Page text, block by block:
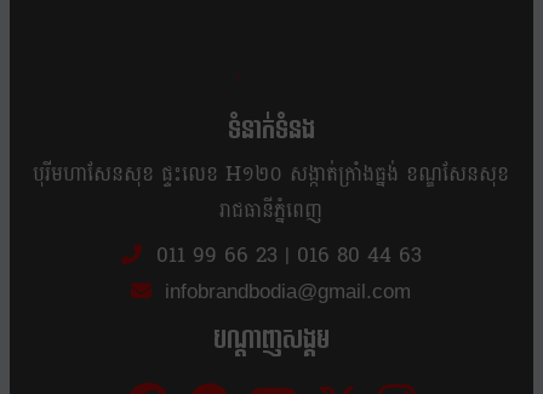
ទំនាក់ទំនង
បុរីមហាសែនសុខ ផ្ទះលេខ H១២០ សង្កាត់ក្រាំងធ្នង់ ខណ្ឌសែនសុខ
រាជធានីភ្នំពេញ
011 99 66 23 | 016 80 44 63
infobrandbodia@gmail.com
បណ្ដាញសង្គម